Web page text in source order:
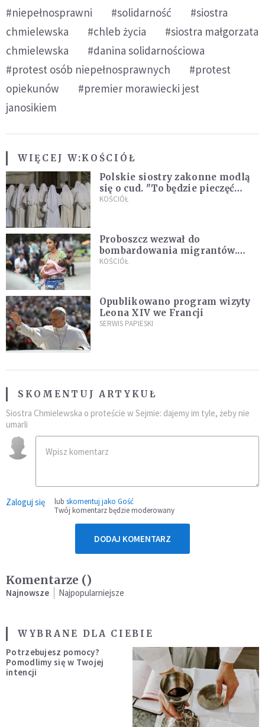
#niepełnosprawni #solidarność
#siostra
chmielewska
#chleb życia
#siostra małgorzata
chmielewska
#danina solidarnościowa
#protest osób niepełnosprawnych
#protest
opiekunów
#premier morawiecki jest
janosikiem
WIĘCEJ W:KOŚCIÓŁ
Polskie siostry zakonne modlą
się o cud. "To będzie pieczęć
Pana Boga dla naszej wiary"
KOŚCIÓŁ
Proboszcz wezwał do
bombardowania migrantów.
"Masowy ogień przeciwko
KOŚCIÓŁ
Opublikowano program wizyty
Leona XIV we Francji
SERWIS PAPIESKI
SKOMENTUJ ARTYKUŁ
Siostra Chmielewska o proteście w Sejmie: dajemy im tyle, żeby nie
umarli
Zaloguj się lub skomentuj jako Gość
Twój komentarz będzie moderowany
DODAJ KOMENTARZ
Komentarze ()
Najnowsze Najpopularniejsze
WYBRANE DLA CIEBIE
Potrzebujesz pomocy?
Pomodlimy się w Twojej
intencji